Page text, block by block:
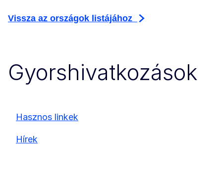
Vissza az országok listájához
Gyorshivatkozások
Hasznos linkek
Hírek